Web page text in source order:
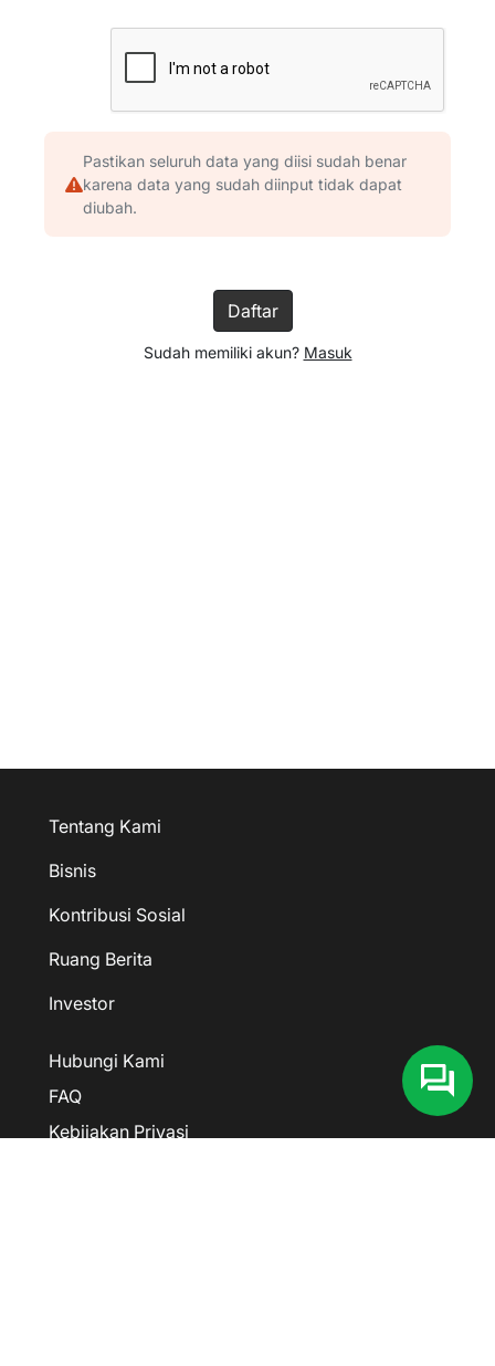
Pastikan seluruh data yang diisi sudah benar
karena data yang sudah diinput tidak dapat
diubah.
Daftar
Sudah memiliki akun? Masuk
Tentang Kami
Bisnis
Kontribusi Sosial
Ruang Berita
Investor
Hubungi Kami
FAQ
Kebijakan Privasi